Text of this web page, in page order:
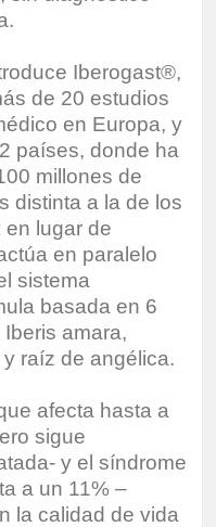
Iberogast®,
de 20 estudios
en Europa, y
países, donde ha
millones de
distinta a la de los
en lugar de
en paralelo
sistema
basada en 6
amara,
raíz de angélica.
afecta hasta a
sigue
y el síndrome
a un 11% –
la calidad de vida